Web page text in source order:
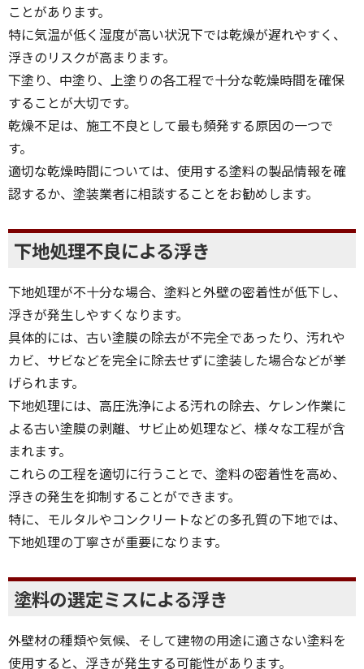
ことがあります。
特に気温が低く湿度が高い状況下では乾燥が遅れやすく、
浮きのリスクが高まります。
下塗り、中塗り、上塗りの各工程で十分な乾燥時間を確保
することが大切です。
乾燥不足は、施工不良として最も頻発する原因の一つで
す。
適切な乾燥時間については、使用する塗料の製品情報を確
認するか、塗装業者に相談することをお勧めします。
下地処理不良による浮き
下地処理が不十分な場合、塗料と外壁の密着性が低下し、
浮きが発生しやすくなります。
具体的には、古い塗膜の除去が不完全であったり、汚れや
カビ、サビなどを完全に除去せずに塗装した場合などが挙
げられます。
下地処理には、高圧洗浄による汚れの除去、ケレン作業に
よる古い塗膜の剥離、サビ止め処理など、様々な工程が含
まれます。
これらの工程を適切に行うことで、塗料の密着性を高め、
浮きの発生を抑制することができます。
特に、モルタルやコンクリートなどの多孔質の下地では、
下地処理の丁寧さが重要になります。
塗料の選定ミスによる浮き
外壁材の種類や気候、そして建物の用途に適さない塗料を
使用すると、浮きが発生する可能性があります。